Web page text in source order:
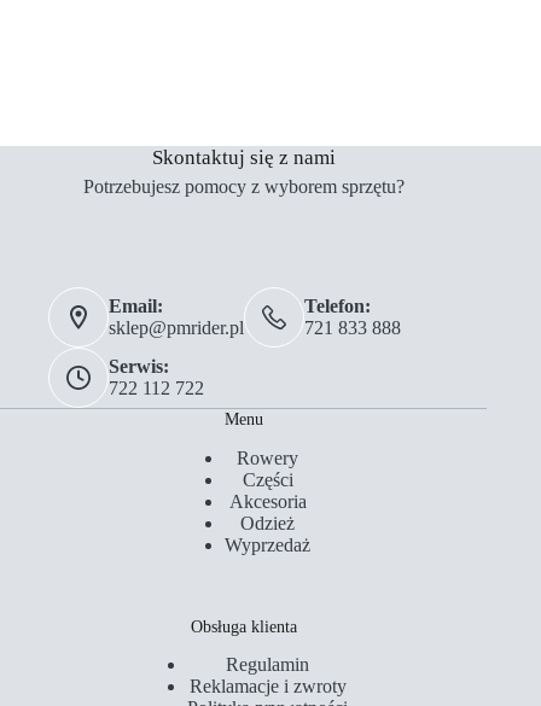
Skontaktuj się z nami
Potrzebujesz pomocy z wyborem sprzętu?
Email:
sklep@pmrider.pl
Telefon:
721 833 888
Serwis:
722 112 722
Menu
Rowery
Części
Akcesoria
Odzież
Wyprzedaż
Obsługa klienta
Regulamin
Reklamacje i zwroty